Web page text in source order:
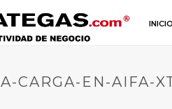
INICIO
CARGA-EN-AIFA-